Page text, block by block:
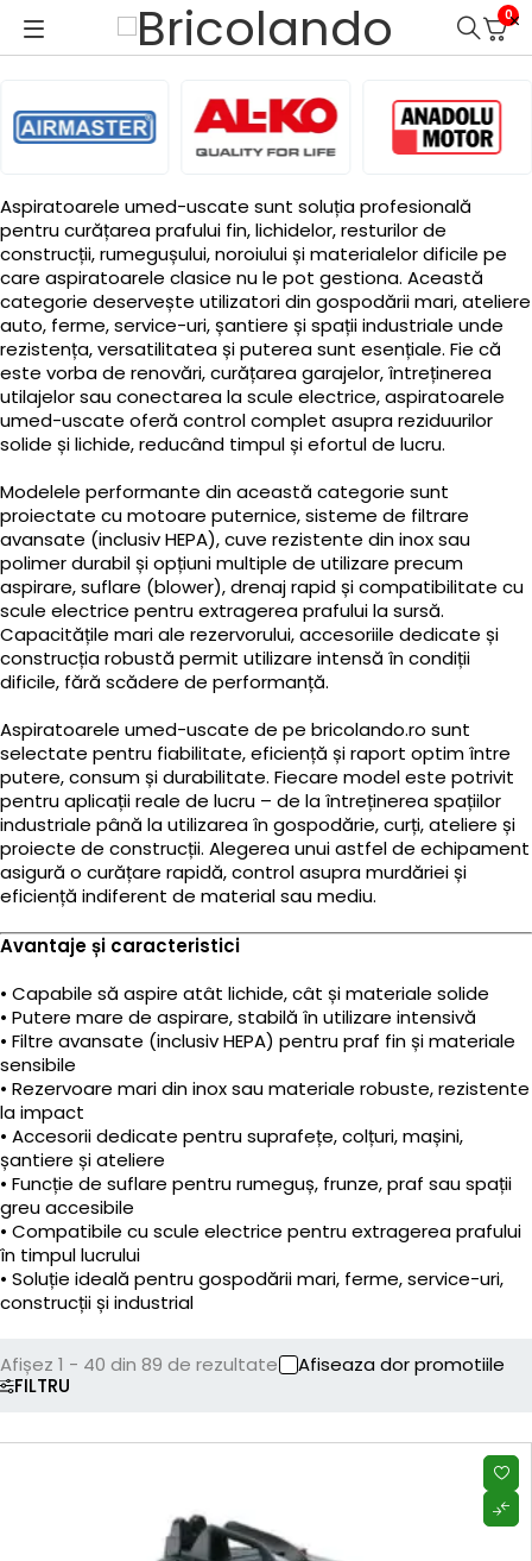
0
Aspiratoarele umed-uscate sunt soluția profesională
pentru curățarea prafului fin, lichidelor, resturilor de
construcții, rumegușului, noroiului și materialelor dificile pe
care aspiratoarele clasice nu le pot gestiona. Această
categorie deservește utilizatori din gospodării mari, ateliere
auto, ferme, service-uri, șantiere și spații industriale unde
rezistența, versatilitatea și puterea sunt esențiale. Fie că
este vorba de renovări, curățarea garajelor, întreținerea
utilajelor sau conectarea la scule electrice, aspiratoarele
umed-uscate oferă control complet asupra reziduurilor
solide și lichide, reducând timpul și efortul de lucru.
Modelele performante din această categorie sunt
proiectate cu motoare puternice, sisteme de filtrare
avansate (inclusiv HEPA), cuve rezistente din inox sau
polimer durabil și opțiuni multiple de utilizare precum
aspirare, suflare (blower), drenaj rapid și compatibilitate cu
scule electrice pentru extragerea prafului la sursă.
Capacitățile mari ale rezervorului, accesoriile dedicate și
construcția robustă permit utilizare intensă în condiții
dificile, fără scădere de performanță.
Aspiratoarele umed-uscate de pe bricolando.ro sunt
selectate pentru fiabilitate, eficiență și raport optim între
putere, consum și durabilitate. Fiecare model este potrivit
pentru aplicații reale de lucru – de la întreținerea spațiilor
industriale până la utilizarea în gospodărie, curți, ateliere și
proiecte de construcții. Alegerea unui astfel de echipament
asigură o curățare rapidă, control asupra murdăriei și
eficiență indiferent de material sau mediu.
Avantaje și caracteristici
• Capabile să aspire atât lichide, cât și materiale solide
• Putere mare de aspirare, stabilă în utilizare intensivă
• Filtre avansate (inclusiv HEPA) pentru praf fin și materiale
sensibile
• Rezervoare mari din inox sau materiale robuste, rezistente
la impact
• Accesorii dedicate pentru suprafețe, colțuri, mașini,
șantiere și ateliere
• Funcție de suflare pentru rumeguș, frunze, praf sau spații
greu accesibile
• Compatibile cu scule electrice pentru extragerea prafului
în timpul lucrului
• Soluție ideală pentru gospodării mari, ferme, service-uri,
construcții și industrial
FILTRU
Afișez 1 - 40 din 89 de rezultate Afiseaza dor promotiile